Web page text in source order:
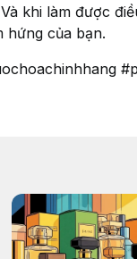
khi làm được
hứng của bạn.